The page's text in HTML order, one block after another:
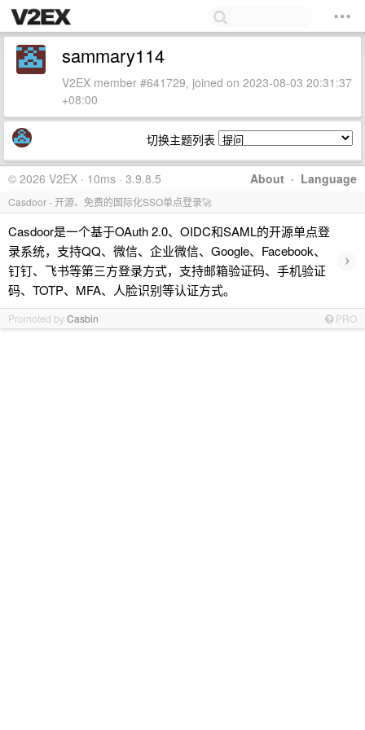
sammary114
V2EX member #641729, joined on 2023-08-03 20:31:37
+08:00
切换主题列表
About · Language
© 2026 V2EX · 10ms · 3.9.8.5
Casdoor - 开源、免费的国际化SSO单点登录🚀
Casdoor是一个基于OAuth 2.0、OIDC和SAML的开源单点登
录系统，支持QQ、微信、企业微信、Google、Facebook、
钉钉、飞书等第三方登录方式，支持邮箱验证码、手机验证
码、TOTP、MFA、人脸识别等认证方式。
›
Promoted byCasbin PRO